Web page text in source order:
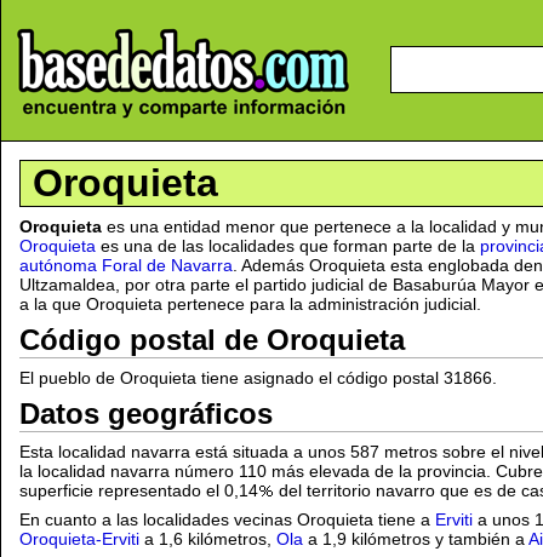
Oroquieta
Oroquieta es una entidad menor que pertenece a la localidad y
Oroquieta es una de las localidades que forman parte de la
autónoma Foral de Navarra . Además Oroquieta esta englobada
Ultzamaldea, por otra parte el partido judicial de Basaburúa Mayor
a la que Oroquieta pertenece para la administración judicial.
Código postal de Oroquieta
El pueblo de Oroquieta tiene asignado el código postal 31866.
Datos geográficos
Esta localidad navarra está situada a unos 587 metros sobre el
la localidad navarra número 110 más elevada de la provincia.
superficie representado el 0,14
del territorio navarro que es de
En cuanto a las localidades vecinas Oroquieta tiene a Erviti a unos
Oroquieta-Erviti a 1,6 kilómetros, Ola a 1,9 kilómetros y también a